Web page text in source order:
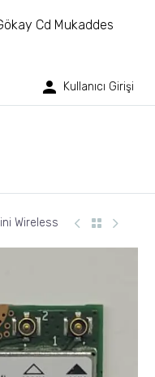
Cd Mukaddes
Kullanıcı Girişi
Wireless